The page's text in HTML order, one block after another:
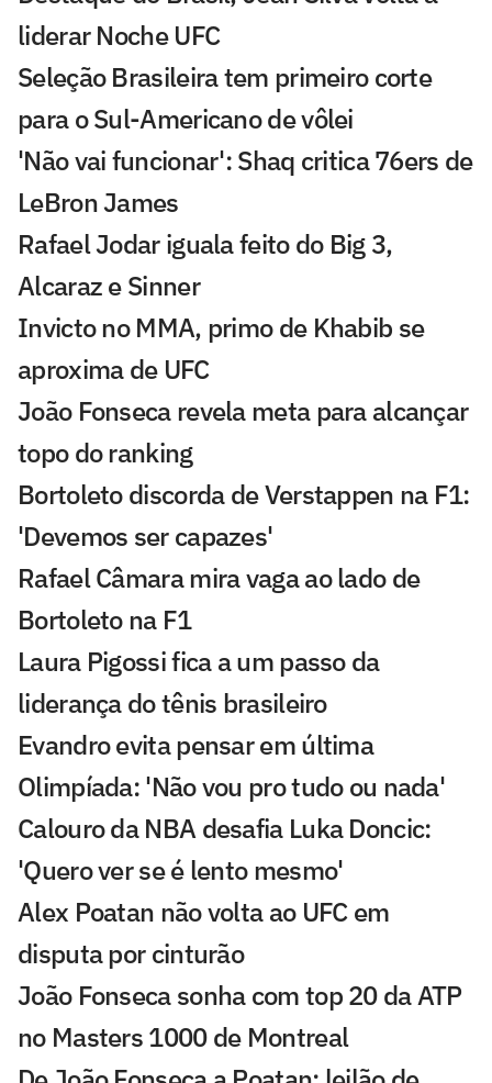
liderar Noche UFC
Seleção Brasileira tem primeiro corte
para o Sul-Americano de vôlei
'Não vai funcionar': Shaq critica 76ers de
LeBron James
Rafael Jodar iguala feito do Big 3,
Alcaraz e Sinner
Invicto no MMA, primo de Khabib se
aproxima de UFC
João Fonseca revela meta para alcançar
topo do ranking
Bortoleto discorda de Verstappen na F1:
'Devemos ser capazes'
Rafael Câmara mira vaga ao lado de
Bortoleto na F1
Laura Pigossi fica a um passo da
liderança do tênis brasileiro
Evandro evita pensar em última
Olimpíada: 'Não vou pro tudo ou nada'
Calouro da NBA desafia Luka Doncic:
'Quero ver se é lento mesmo'
Alex Poatan não volta ao UFC em
disputa por cinturão
João Fonseca sonha com top 20 da ATP
no Masters 1000 de Montreal